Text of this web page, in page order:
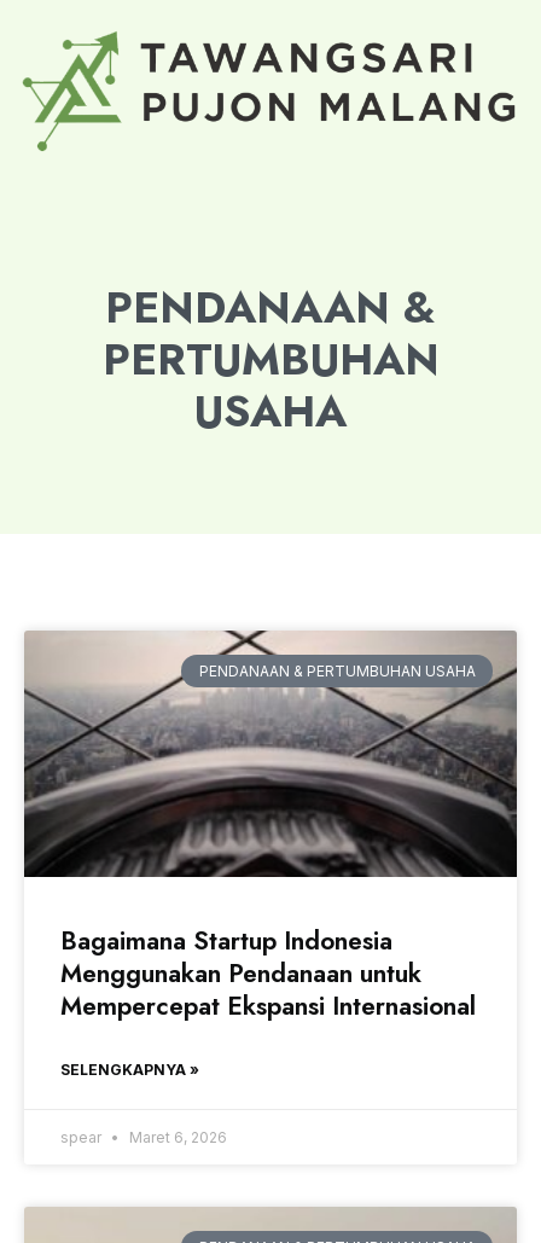
PENDANAAN &
PERTUMBUHAN
USAHA
PENDANAAN & PERTUMBUHAN USAHA
Bagaimana Startup Indonesia
Menggunakan Pendanaan untuk
Mempercepat Ekspansi Internasional
SELENGKAPNYA »
spear Maret 6, 2026